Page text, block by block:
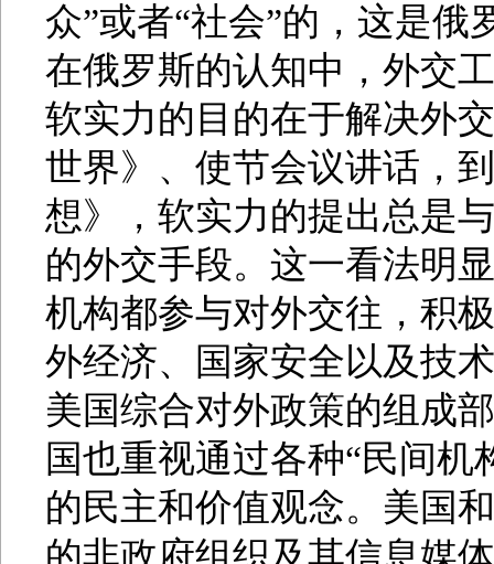
众”或者“社会”的，这是俄
在俄罗斯的认知中，外交
软实力的目的在于解决外
世界》、使节会议讲话，
想》，软实力的提出总是
的外交手段。这一看法明
机构都参与对外交往，积
外经济、国家安全以及技
美国综合对外政策的组成
国也重视通过各种“民间
的民主和价值观念。美国
的非政府组织及其信息媒